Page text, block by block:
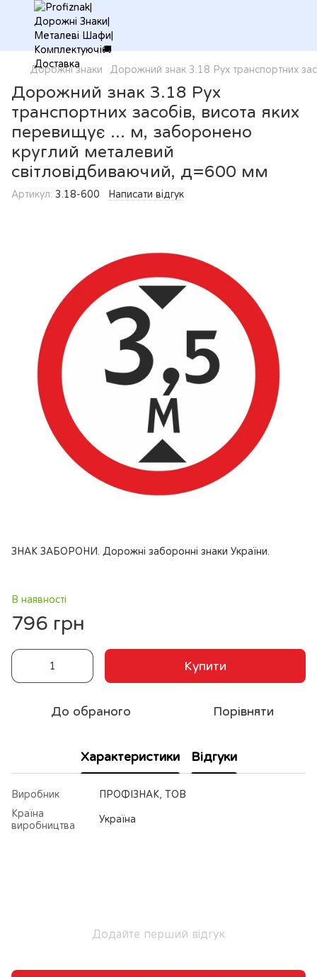
Дорожні знаки Дорожний знак 3.18 Рух транспортних
Дорожний знак 3.18 Рух
транспортних засобів, висота яких
перевищує ... м, заборонено
круглий металевий
світловідбиваючий, д=600 мм
Артикул: 3.18-600 Написати відгук
ЗНАК ЗАБОРОНИ. Дорожні заборонні знаки України.
В наявності
796 грн
Купити
До обраного Порівняти
Характеристики Відгуки
Виробник
ПРОФІЗНАК, ТОВ
Країна
виробництва
Україна
Додайте перший відгук